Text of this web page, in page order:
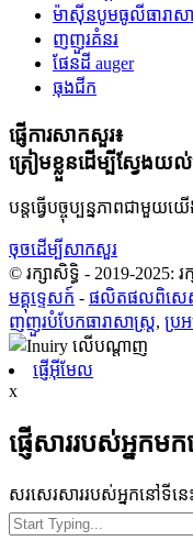
ម៉ាស៊ីនបូមធូលីធារាសា
ញញួរគំនរ
ផែនដី auger
ធុងជីក
ផ្ញើការសាកសួរ៖
ត្រៀមខ្លួនដើម្បីស្វែងយល់
បន្តធ្វើបច្ចុប្បន្នភាពជាមួយយ
ចុចដើម្បីសាកសួរ
© រក្សាសិទ្ធិ - 2019-2025:
មគ្គុទ្ទេសក៍ - ផលិតផលពិស
ញញួរបំបែកធារាសាស្ត្រ, ប្រ
ផ្ញើអ៊ីមែល
x
ផ្ញើសាររបស់អ្នកម
សរសេរសាររបស់អ្នកនៅទីនេ